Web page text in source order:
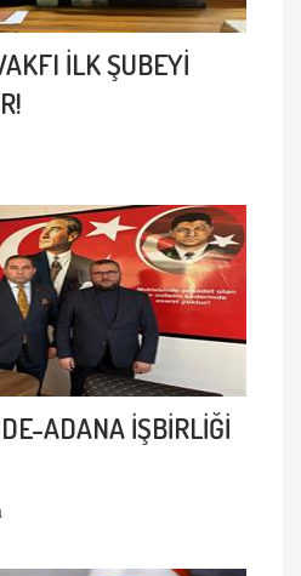
İLK ŞUBEYİ
ADANA İŞBİRLİĞİ